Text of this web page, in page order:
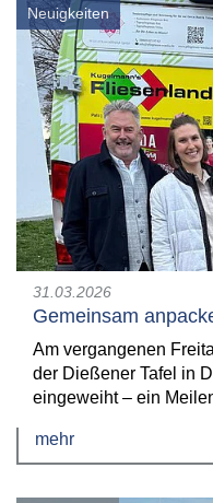
Neuigkeiten
31.03.2026
Gemeinsam
Am vergangenen
der Dießener Tafel in
eingeweiht – ein
mehr